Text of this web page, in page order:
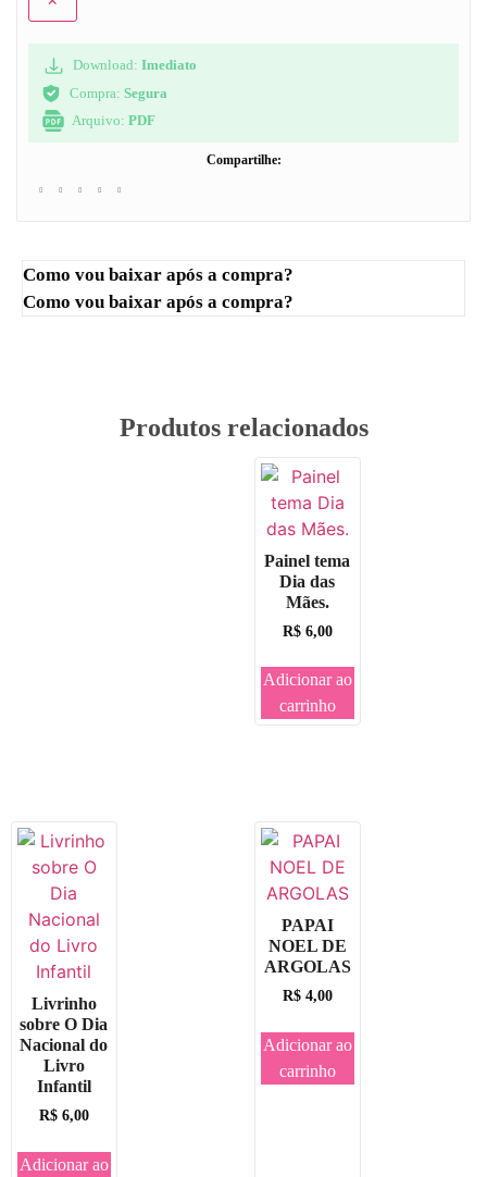
Download: Imediato
Compra: Segura
Arquivo: PDF
Compartilhe:
Como vou baixar após a compra?
Como vou baixar após a compra?
Produtos relacionados
Painel tema
Dia das
Mães.
R$6,00
Adicionar ao
carrinho
Livrinho
sobre O Dia
Nacional do
Livro
Infantil
R$6,00
Adicionar ao
PAPAI
NOEL DE
ARGOLAS
R$4,00
Adicionar ao
carrinho